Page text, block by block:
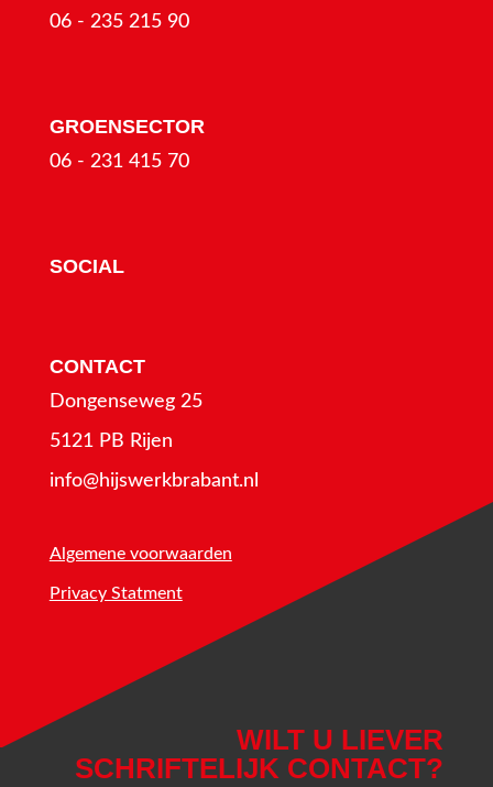
06 - 235 215 90
GROENSECTOR
06 - 231 415 70
SOCIAL
CONTACT
Dongenseweg 25
5121 PB Rijen
info@hijswerkbrabant.nl
Algemene voorwaarden
Privacy Statment
WILT U LIEVER
SCHRIFTELIJK CONTACT?